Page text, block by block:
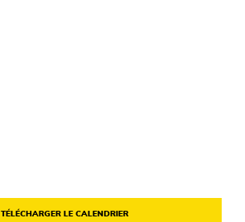
TÉLÉCHARGER LE CALENDRIER